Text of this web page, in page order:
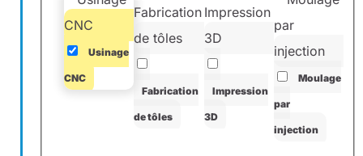
Usinage
CNC
Fabrication
de tôles
Impression
3D
Moulage
par
injection